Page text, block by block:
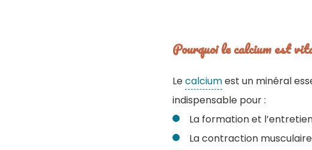
Pourquoi le calcium est
Lecalciumest un minéral
indispensable pour :
La formation et
La contraction